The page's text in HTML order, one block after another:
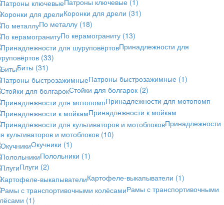
Коронки для дрели (31)
По металлу (18)
По керамограниту (13)
Принадлежности для
(33)
Биты (31)
Патроны быстрозажимные (1)
Стойки для болгарок (2)
Принадлежности для мотопомп
Принадлежности к мойкам
Принадлежности
культиваторов и мотоблоков (10)
Окучники (1)
Полольники (1)
Плуги (2)
Картофеле-выкапыватели (1)
Рамы с транспортивочными
(1)